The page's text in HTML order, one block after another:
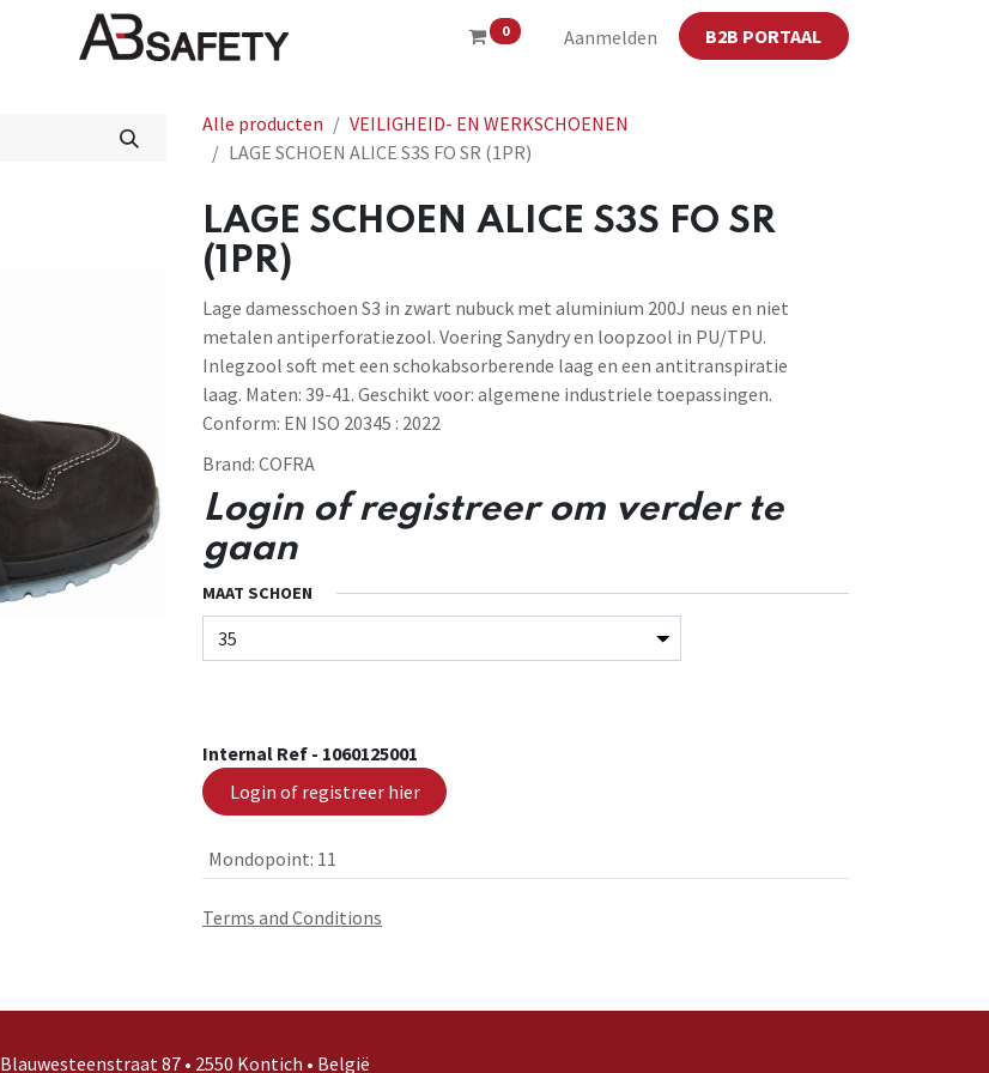
0 Aanmelden B2B PORTAAL
Winkel CE
Alle producten
VEILIGHEID- EN WERKSCHOENEN
LAGE SCHOEN ALICE S3S FO SR (1PR)
LAGE SCHOEN ALICE S3S FO SR
(1PR)
Lage damesschoen S3 in zwart nubuck met aluminium 200J neus en niet
metalen antiperforatiezool. Voering Sanydry en loopzool in PU/TPU.
Inlegzool soft met een schokabsorberende laag en een antitranspiratie
laag. Maten: 39-41. Geschikt voor: algemene industriele toepassingen.
Conform: EN ISO 20345 : 2022
Brand: COFRA
Login of registreer om verder te
gaan
MAAT SCHOEN
Internal Ref - 1060125001
Login of registreer hier
Mondopoint: 11
Terms and Conditions
Blauwesteenstraat 87 • 2550 Kontich • België